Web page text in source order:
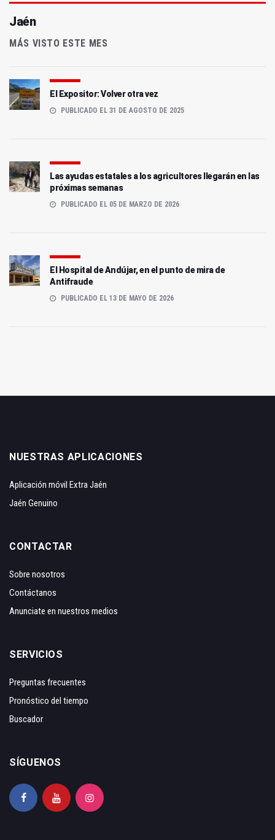
Jaén
MÁS VISTO ESTE MES
El Expositor: Volver otra vez
PUBLICADO EL 31 DE AGOSTO DE 2025
Las ayudas estatales a los agricultores llegarán en las
próximas semanas
PUBLICADO EL 05 DE MARZO DE 2026
El Hospital de Andújar, en el punto de mira de
Antifraude
PUBLICADO EL 13 DE MAYO DE 2026
NUESTRAS APLICACIONES
Aplicación móvil Extra Jaén
Jaén Genuino
CONTACTAR
Sobre nosotros
Contáctanos
Anunciate en nuestros medios
SERVICIOS
Preguntas frecuentes
Pronóstico del tiempo
Buscador
SÍGUENOS